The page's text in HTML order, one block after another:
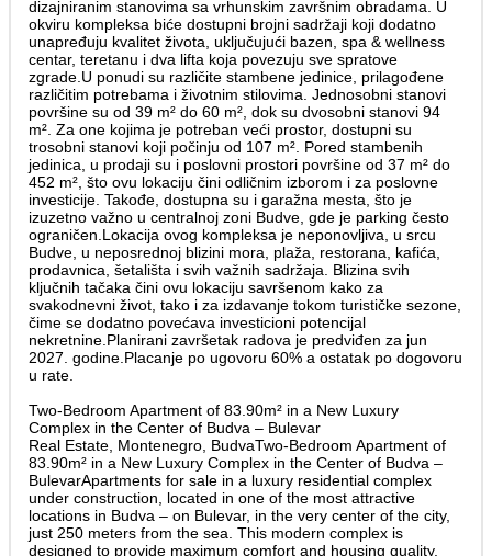
dizajniranim stanovima sa vrhunskim završnim obradama. U
okviru kompleksa biće dostupni brojni sadržaji koji dodatno
unapređuju kvalitet života, uključujući bazen, spa & wellness
centar, teretanu i dva lifta koja povezuju sve spratove
zgrade.U ponudi su različite stambene jedinice, prilagođene
različitim potrebama i životnim stilovima. Jednosobni stanovi
površine su od 39 m² do 60 m², dok su dvosobni stanovi 94
m². Za one kojima je potreban veći prostor, dostupni su
trosobni stanovi koji počinju od 107 m². Pored stambenih
jedinica, u prodaji su i poslovni prostori površine od 37 m² do
452 m², što ovu lokaciju čini odličnim izborom i za poslovne
investicije. Takođe, dostupna su i garažna mesta, što je
izuzetno važno u centralnoj zoni Budve, gde je parking često
ograničen.Lokacija ovog kompleksa je neponovljiva, u srcu
Budve, u neposrednoj blizini mora, plaža, restorana, kafića,
prodavnica, šetališta i svih važnih sadržaja. Blizina svih
ključnih tačaka čini ovu lokaciju savršenom kako za
svakodnevni život, tako i za izdavanje tokom turističke sezone,
čime se dodatno povećava investicioni potencijal
nekretnine.Planirani završetak radova je predviđen za jun
2027. godine.Placanje po ugovoru 60% a ostatak po dogovoru
u rate.
Two-Bedroom Apartment of 83.90m² in a New Luxury
Complex in the Center of Budva – Bulevar
Real Estate, Montenegro, BudvaTwo-Bedroom Apartment of
83.90m² in a New Luxury Complex in the Center of Budva –
BulevarApartments for sale in a luxury residential complex
under construction, located in one of the most attractive
locations in Budva – on Bulevar, in the very center of the city,
just 250 meters from the sea. This modern complex is
designed to provide maximum comfort and housing quality,